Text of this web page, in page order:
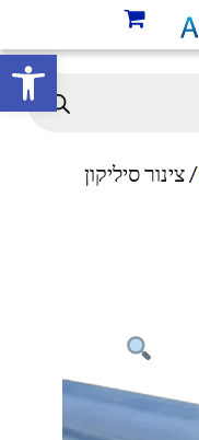
פתח
/ צינור סיליקון